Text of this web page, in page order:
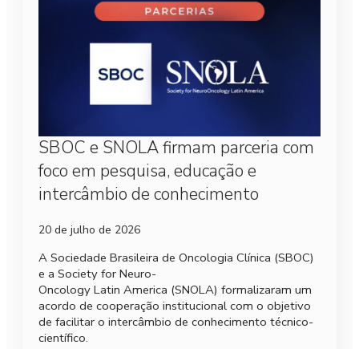
SBOC e SNOLA firmam parceria com
foco em pesquisa, educação e
intercâmbio de conhecimento
20 de julho de 2026
A Sociedade Brasileira de Oncologia Clínica (SBOC)
e a Society for Neuro-
Oncology Latin America (SNOLA) formalizaram um
acordo de cooperação institucional com o objetivo
de facilitar o intercâmbio de conhecimento técnico-
científico.